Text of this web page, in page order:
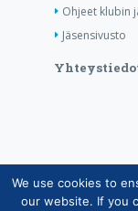
Ohjeet klubin
Jäsensivusto
We use cookies to
our website. If you